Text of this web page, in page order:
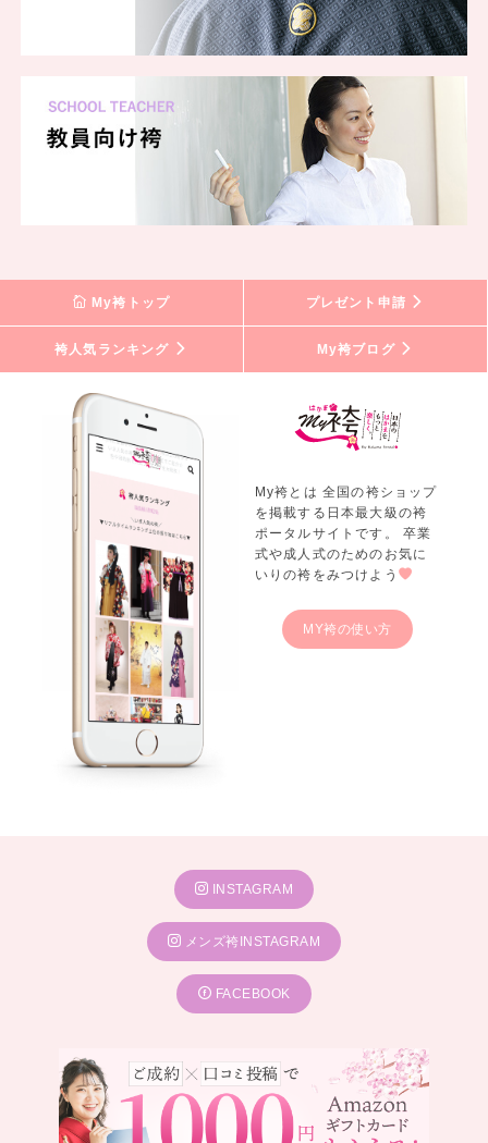
My袴トップ プレゼント申請
袴人気ランキング My袴ブログ
My袴とは 全国の袴ショップ
を掲載する日本最大級の袴
ポータルサイトです。 卒業
式や成人式のためのお気に
いりの袴をみつけよう
MY袴の使い方
INSTAGRAM
メンズ袴INSTAGRAM
FACEBOOK